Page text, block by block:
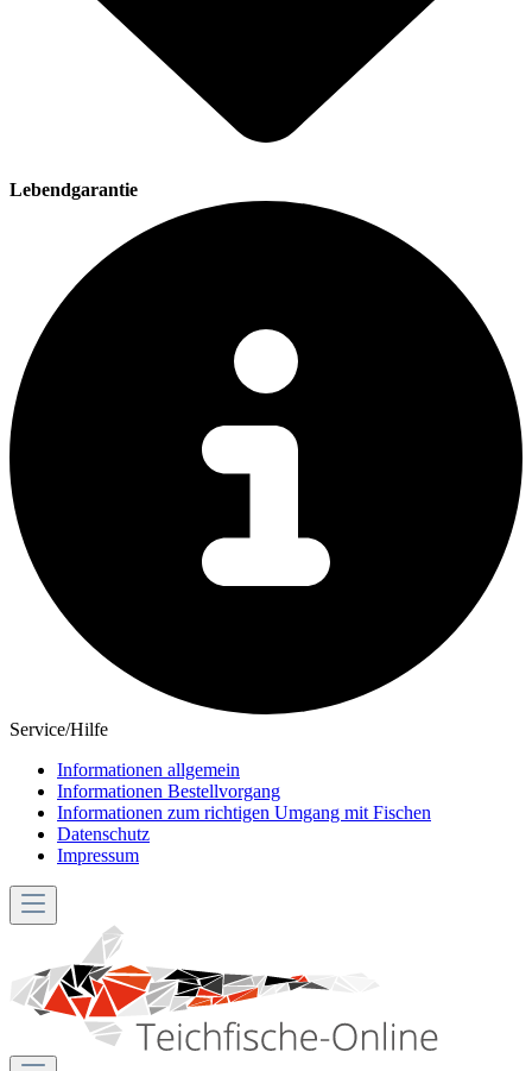
Lebendgarantie
Service/Hilfe
Informationen allgemein
Informationen Bestellvorgang
Informationen zum richtigen Umgang mit Fischen
Datenschutz
Impressum